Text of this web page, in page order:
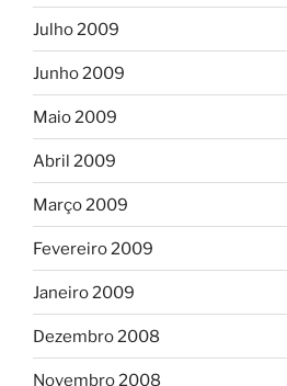
Julho 2009
Junho 2009
Maio 2009
Abril 2009
Março 2009
Fevereiro 2009
Janeiro 2009
Dezembro 2008
Novembro 2008